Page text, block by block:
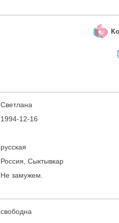
Светлана
1994-12-16
русская
Россия, Сыктывкар
Не замужем.
свободна